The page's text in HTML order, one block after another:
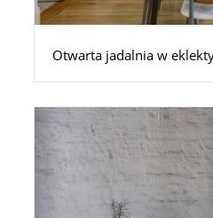
Otwarta jadalnia w